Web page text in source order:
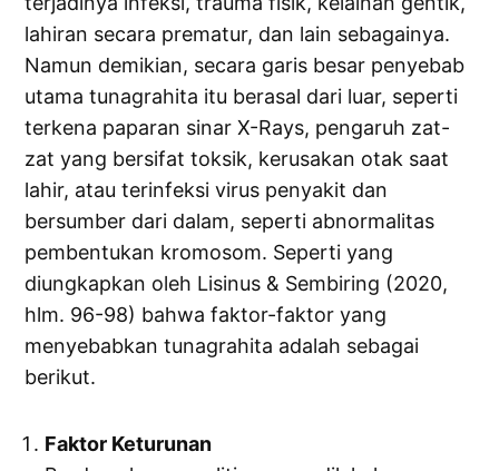
lahiran secara prematur, dan lain sebagainya.
Namun demikian, secara garis besar penyebab
utama tunagrahita itu berasal dari luar, seperti
terkena paparan sinar X-Rays, pengaruh zat-
zat yang bersifat toksik, kerusakan otak saat
lahir, atau terinfeksi virus penyakit dan
bersumber dari dalam, seperti abnormalitas
pembentukan kromosom. Seperti yang
diungkapkan oleh Lisinus & Sembiring (2020,
hlm. 96-98) bahwa faktor-faktor yang
menyebabkan tunagrahita adalah sebagai
berikut.
Faktor Keturunan